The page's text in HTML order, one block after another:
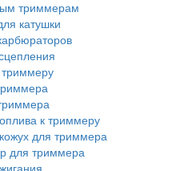
триммерам
катушки
триммеру
к триммеру
для триммера
для триммера